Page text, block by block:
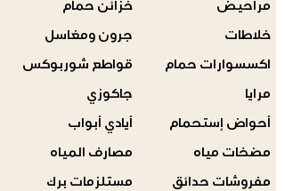
خزائن حمام
جرون ومغاسل
قواطع شوربوكس
جاكوزي
أيادي أبواب
مصارف المياه
مستلزمات برك
مراحيض
خلاطات
اكسسوارات حمام
مرايا
أحواض إستحمام
مضخات مياه
مفروشات حدائق